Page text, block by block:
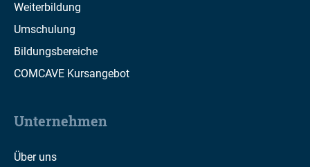
Weiterbildung
Umschulung
Bildungsbereiche
COMCAVE Kursangebot
Unternehmen
Über uns